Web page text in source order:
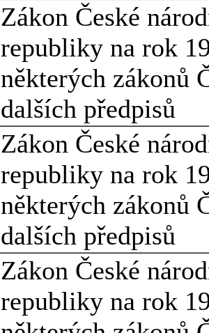
Zákon České
republiky na rok
některých zákonů
dalších předpisů
Zákon České
republiky na rok
některých zákonů
dalších předpisů
Zákon České
republiky na rok